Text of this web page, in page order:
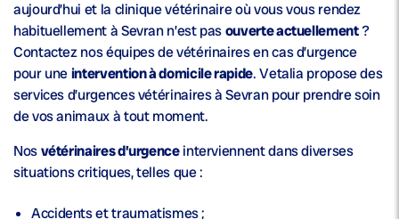
aujourd’hui et la clinique vétérinaire où vous vous rendez
habituellement à Sevran n’est pasouverte actuellement?
Contactez nos équipes de vétérinaires en cas d’urgence
pour uneintervention à domicile rapide. Vetalia propose des
services d’urgences vétérinaires à Sevran pour prendre soin
de vos animaux à tout moment.
Nosvétérinaires d’urgenceinterviennent dans diverses
situations critiques, telles que :
Accidents et traumatismes ;